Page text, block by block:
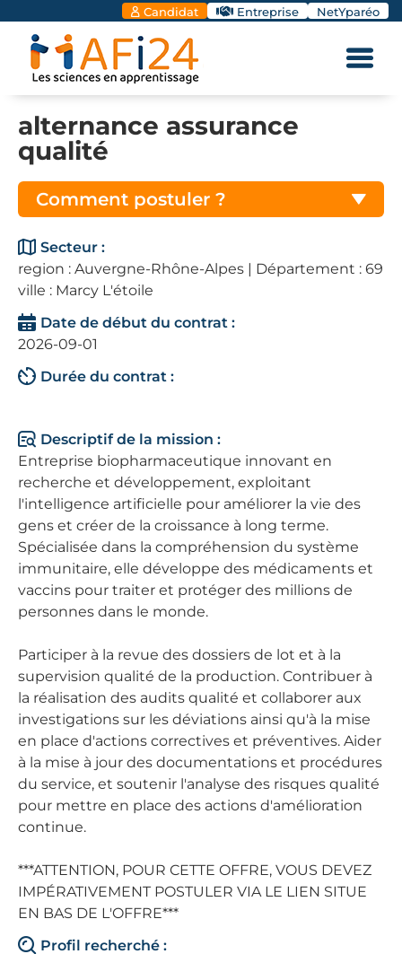
Candidat Entreprise NetYparéo
alternance assurance
qualité
Comment postuler ?
Secteur :
region : Auvergne-Rhône-Alpes | Département : 69
ville : Marcy L'étoile
Date de début du contrat :
2026-09-01
Durée du contrat :
Descriptif de la mission :
Entreprise biopharmaceutique innovant en
recherche et développement, exploitant
l'intelligence artificielle pour améliorer la vie des
gens et créer de la croissance à long terme.
Spécialisée dans la compréhension du système
immunitaire, elle développe des médicaments et
vaccins pour traiter et protéger des millions de
personnes dans le monde.
Participer à la revue des dossiers de lot et à la
supervision qualité de la production. Contribuer à
la réalisation des audits qualité et collaborer aux
investigations sur les déviations ainsi qu'à la mise
en place d'actions correctives et préventives. Aider
à la mise à jour des documentations et procédures
du service, et soutenir l'analyse des risques qualité
pour mettre en place des actions d'amélioration
continue.
***ATTENTION, POUR CETTE OFFRE, VOUS DEVEZ
IMPÉRATIVEMENT POSTULER VIA LE LIEN SITUE
EN BAS DE L'OFFRE***
Profil recherché :